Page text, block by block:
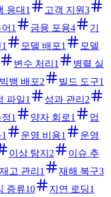
응대 1 고객 지원3
1 금융 포용4
기
1 모델 배포1
모델
변수 처리 1
병렬 실
빅뱅 배포2 빌드 도구1
파일1 성과 관리 2
1 양자 회로1
업
1 운영 비용1
운영
이상 탐지 2
이슈 추
재고 관리 1 재해 복구3
증류10 지연 로딩1